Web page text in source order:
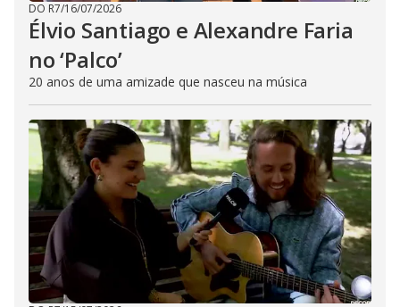
DO R7/16/07/2026
Élvio Santiago e Alexandre Faria
no ‘Palco’
20 anos de uma amizade que nasceu na música